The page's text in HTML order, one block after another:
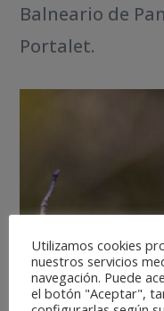
Balneario de
Portalet.
Utilizamos cookies
nuestros servicios
navegación. Puede
el botón "Aceptar",